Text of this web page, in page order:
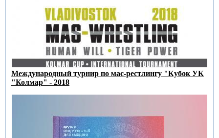
Международный турнир по мас-рестлингу "Кубок УК
"Колмар" - 2018